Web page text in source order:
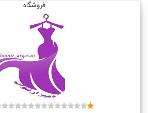
فروشگاه